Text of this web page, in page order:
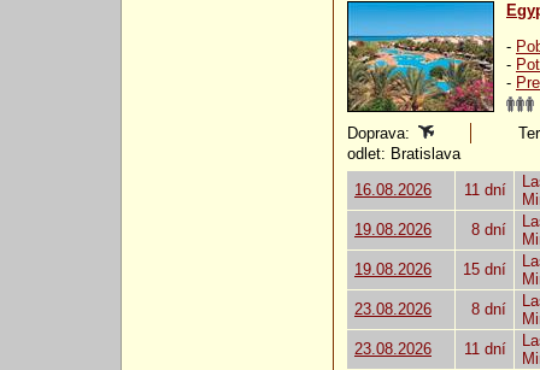
-
-
-
Doprava:
odlet: Bratislava
16.08.2026
11 dní
19.08.2026
8 dní
19.08.2026
15 dní
23.08.2026
8 dní
23.08.2026
11 dní